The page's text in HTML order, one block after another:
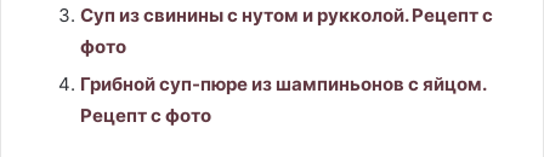
Суп из свинины с нутом и рукколой. Рецепт с
фото
Грибной суп-пюре из шампиньонов с яйцом.
Рецепт с фото